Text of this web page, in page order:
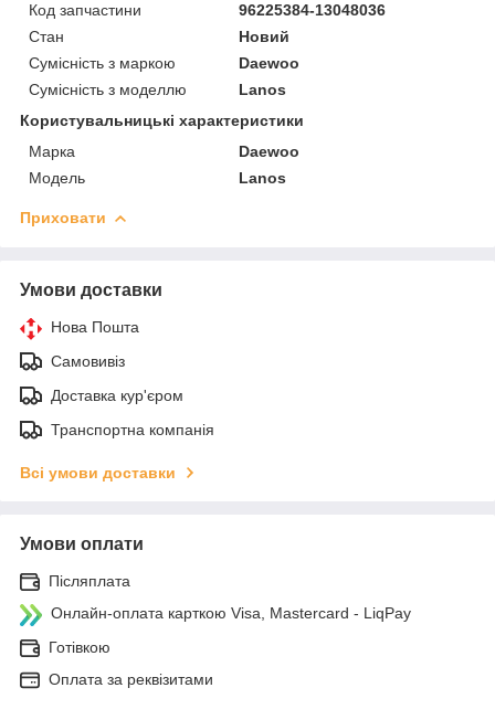
Код запчастини
96225384-13048036
Стан
Новий
Сумісність з маркою
Daewoo
Сумісність з моделлю
Lanos
Користувальницькі характеристики
Марка
Daewoo
Модель
Lanos
Приховати
Умови доставки
Нова Пошта
Самовивіз
Доставка кур'єром
Транспортна компанія
Всі умови доставки
Умови оплати
Післяплата
Онлайн-оплата карткою Visa, Mastercard - LiqPay
Готівкою
Оплата за реквізитами